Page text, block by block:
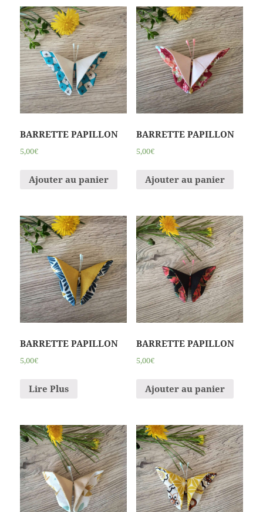
BARRETTE PAPILLON
5,00€
Ajouter au panier
BARRETTE PAPILLON
5,00€
Ajouter au panier
BARRETTE PAPILLON
5,00€
Lire Plus
BARRETTE PAPILLON
5,00€
Ajouter au panier